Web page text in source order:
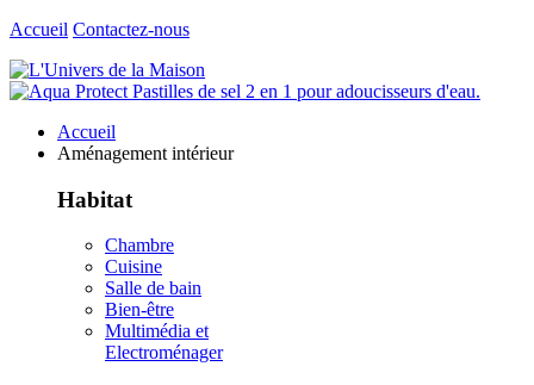
Accueil Contactez-nous
Accueil
Aménagement intérieur
Habitat
Chambre
Cuisine
Salle de bain
Bien-être
Multimédia et
Electroménager